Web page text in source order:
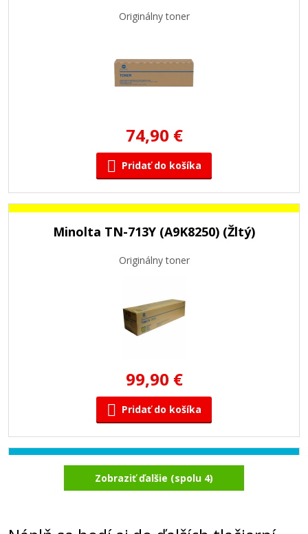
Originálny toner
74,90 €
Pridať do košíka
Minolta TN-713Y (A9K8250) (Žltý)
Originálny toner
99,90 €
Pridať do košíka
Minolta TN-713C (A9K8450) (Azúrový)
Zobraziť ďalšie (spolu 4)